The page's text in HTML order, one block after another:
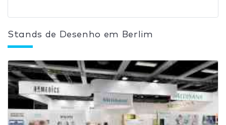
Stands de Desenho em Berlim